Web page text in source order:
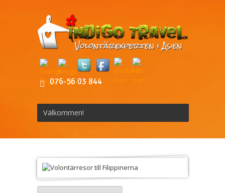
076-56 03 844
Välkommen!